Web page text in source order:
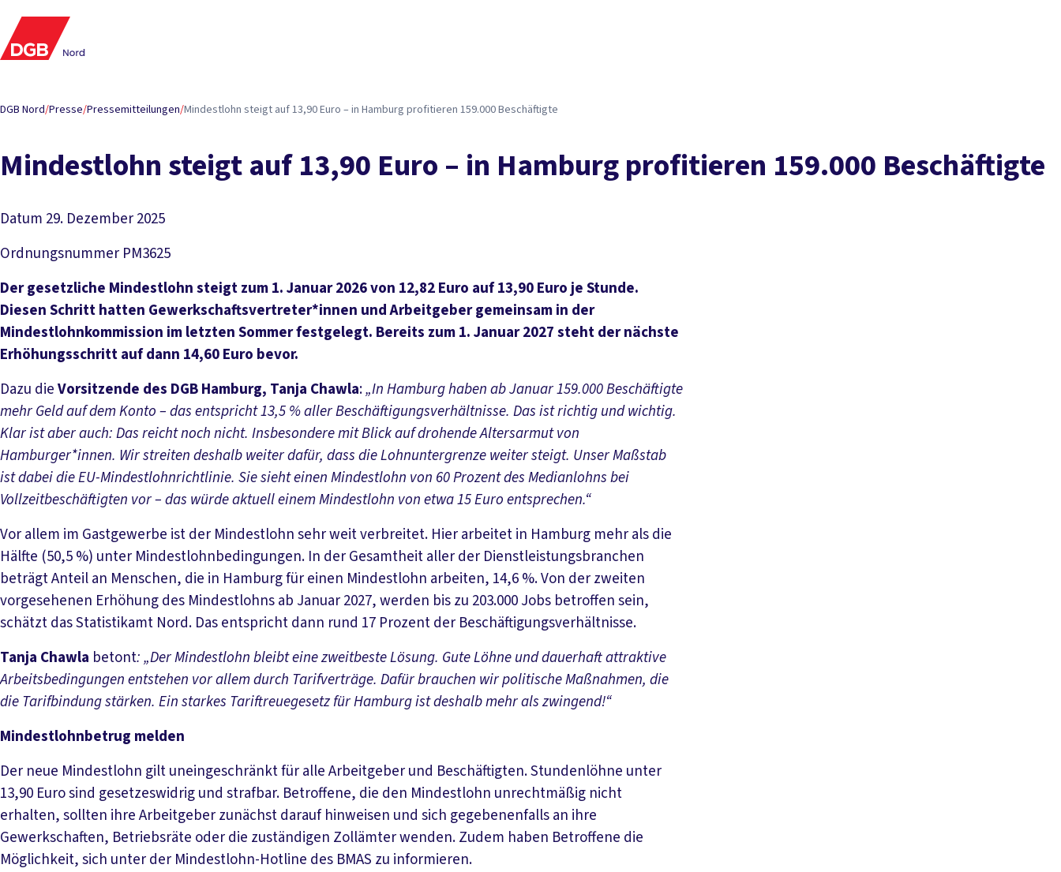
DGB Nord/Presse/Pressemitteilungen/Mindestlohn steigt auf 13,90 Euro – in Hamburg profitieren 159.000 Beschäftigte
Mindestlohn steigt auf 13,90 Euro – in Hamburg profitieren 159.000 Beschäftigte
Datum 29. Dezember 2025
Ordnungsnummer PM3625
Der gesetzliche Mindestlohn steigt zum 1. Januar 2026 von 12,82 Euro auf 13,90 Euro je Stunde.
Diesen Schritt hatten Gewerkschaftsvertreter*innen und Arbeitgeber gemeinsam in der
Mindestlohnkommission im letzten Sommer festgelegt. Bereits zum 1. Januar 2027 steht der nächste
Erhöhungsschritt auf dann 14,60 Euro bevor.
Dazu dieVorsitzende des DGB Hamburg, Tanja Chawla:„In Hamburg haben ab Januar 159.000 Beschäftigte
mehr Geld auf dem Konto – das entspricht 13,5 % aller Beschäftigungsverhältnisse. Das ist richtig und wichtig.
Klar ist aber auch: Das reicht noch nicht. Insbesondere mit Blick auf drohende Altersarmut von
Hamburger*innen. Wir streiten deshalb weiter dafür, dass die Lohnuntergrenze weiter steigt. Unser Maßstab
ist dabei die EU-Mindestlohnrichtlinie. Sie sieht einen Mindestlohn von 60 Prozent des Medianlohns bei
Vollzeitbeschäftigten vor – das würde aktuell einem Mindestlohn von etwa 15 Euro entsprechen.“
Vor allem im Gastgewerbe ist der Mindestlohn sehr weit verbreitet. Hier arbeitet in Hamburg mehr als die
Hälfte (50,5 %) unter Mindestlohnbedingungen. In der Gesamtheit aller der Dienstleistungsbranchen
beträgt Anteil an Menschen, die in Hamburg für einen Mindestlohn arbeiten, 14,6 %. Von der zweiten
vorgesehenen Erhöhung des Mindestlohns ab Januar 2027, werden bis zu 203.000 Jobs betroffen sein,
schätzt das Statistikamt Nord. Das entspricht dann rund 17 Prozent der Beschäftigungsverhältnisse.
Tanja Chawla betont: „Der Mindestlohn bleibt eine zweitbeste Lösung. Gute Löhne und dauerhaft attraktive
Arbeitsbedingungen entstehen vor allem durch Tarifverträge. Dafür brauchen wir politische Maßnahmen, die
die Tarifbindung stärken. Ein starkes Tariftreuegesetz für Hamburg ist deshalb mehr als zwingend!“
Mindestlohnbetrug melden
Der neue Mindestlohn gilt uneingeschränkt für alle Arbeitgeber und Beschäftigten. Stundenlöhne unter
13,90 Euro sind gesetzeswidrig und strafbar. Betroffene, die den Mindestlohn unrechtmäßig nicht
erhalten, sollten ihre Arbeitgeber zunächst darauf hinweisen und sich gegebenenfalls an ihre
Gewerkschaften, Betriebsräte oder die zuständigen Zollämter wenden. Zudem haben Betroffene die
Möglichkeit, sich unter der Mindestlohn-Hotline des BMAS zu informieren.